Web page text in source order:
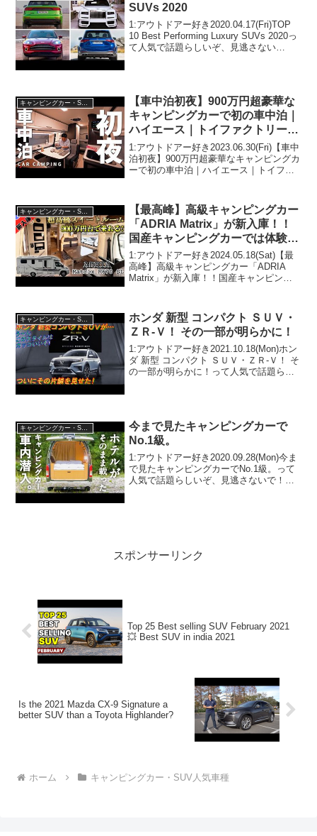
SUVs 2020
1:アウトドアー好き2020.04.17(Fri)TOP
10 Best Performing Luxury SUVs 2020っ
て人気で話題らしいぞ、見逃さない
キャンピングカー・SUV人気車種
【車中泊初夜】900万円超豪華な
キャンピングカーで初の車中泊｜
ハイエース｜トイファクトリー製
GTグランデ｜163
1:アウトドアー好き2023.06.30(Fri)【車中
泊初夜】900万円超豪華なキャンピングカ
ーで初の車中泊｜ハイエース｜トイファ
トドアー好き2023.06.3...
【最高峰】高級キャンピングカー
「ADRIA Matrix」が新入庫！！
国産キャンピングカーでは体験で
きない機能や空間に言葉を失う…
1:アウトドアー好き2024.05.18(Sat)【最
高峰】高級キャンピングカー「ADRIA
Matrix」が新入庫！！国産キャンピング
さないで！！2:アウトドアー...
キャンピングカー・SUV人気車種
ホンダ 新型 コンパクト ＳＵＶ・
ＺＲ-Ｖ！ その一部が明らかに！
1:アウトドアー好き2021.10.18(Mon)ホン
ダ 新型 コンパクト ＳＵＶ・ＺＲ-Ｖ！ そ
の一部が明らかに！って人気で話題らし
今まで見たキャンピングカーで
No.1級。
1:アウトドアー好き2020.09.28(Mon)今ま
で見たキャンピングカーでNo.1級。って
人気で話題らしいぞ、見逃さないで！！
スポンサーリンク
Top 25 Best selling SUV February 2021
💥 Best SUV in india 2021
Is the 2021 Mazda CX-9 Signature a
better SUV than a Toyota Highlander?
ホーム キャンピングカー・SUV人気車種